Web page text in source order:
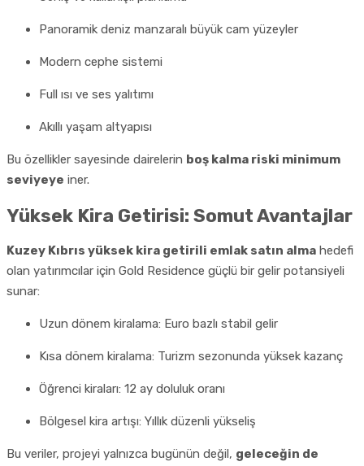
Panoramik deniz manzaralı büyük cam yüzeyler
Modern cephe sistemi
Full ısı ve ses yalıtımı
Akıllı yaşam altyapısı
Bu özellikler sayesinde dairelerin boş kalma riski minimum
seviyeye iner.
Yüksek Kira Getirisi: Somut Avantajlar
Kuzey Kıbrıs yüksek kira getirili emlak satın alma hedefi
olan yatırımcılar için Gold Residence güçlü bir gelir potansiyeli
sunar:
Uzun dönem kiralama: Euro bazlı stabil gelir
Kısa dönem kiralama: Turizm sezonunda yüksek kazanç
Öğrenci kiraları: 12 ay doluluk oranı
Bölgesel kira artışı: Yıllık düzenli yükseliş
Bu veriler, projeyi yalnızca bugünün değil, geleceğin de